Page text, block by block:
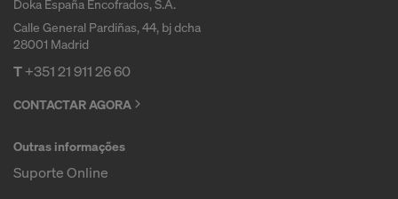
Doka España Encofrados, S.A.
Calle General Pardiñas, 44, bj dcha
28001 Madrid
T+351 21 911 26 60
CONTACTAR AGORA
Outras informações
Suporte Online